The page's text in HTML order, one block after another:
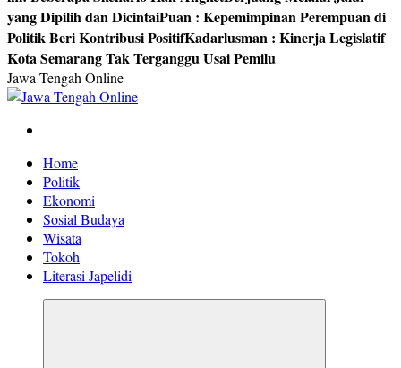
yang Dipilih dan DicintaiPuan : Kepemimpinan Perempuan di
Politik Beri Kontribusi PositifKadarlusman : Kinerja Legislatif
Kota Semarang Tak Terganggu Usai Pemilu
Jawa Tengah Online
Berita Jawa Tengah Terbaru dan Terkini
Home
Politik
Ekonomi
Sosial Budaya
Wisata
Tokoh
Literasi Japelidi